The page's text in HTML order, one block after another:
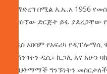
ለማድረግ በሚል እ.ኤ.አ 1956
የተሰኘው ድርጅት ይፋ ያደረጋቸው
አዲስ አበባም የአፍሪካ
ዋሽንግተን ዲሲ፣ ኪጋሊ እና አሁን
የእህትማማች ግንኙነትን